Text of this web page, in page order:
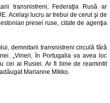
transnistreni, Federaţia Rusă ar
Acelaşi lucru ar trebui de cerut şi de
presei ruse, citate de agenţia
demnitarii transnistreni circulă fără
„Vineri, în Portugalia va avea loc
cei ai Rusiei. Ar fi bine de reamintit
Marianne Mikko.